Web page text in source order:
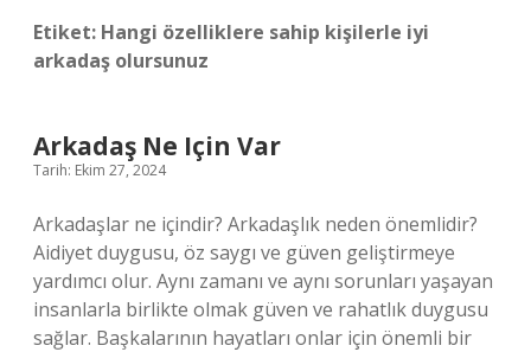
Etiket: Hangi özelliklere sahip kişilerle iyi
arkadaş olursunuz
Arkadaş Ne Için Var
Tarih: Ekim 27, 2024
Arkadaşlar ne içindir? Arkadaşlık neden önemlidir?
Aidiyet duygusu, öz saygı ve güven geliştirmeye
yardımcı olur. Aynı zamanı ve aynı sorunları yaşayan
insanlarla birlikte olmak güven ve rahatlık duygusu
sağlar. Başkalarının hayatları onlar için önemli bir